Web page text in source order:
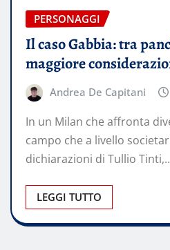
PERSONAGGI
Il caso Gabbia: tra
maggiore
Andrea De Capitani
In un Milan che affronta
campo che a livello
dichiarazioni di Tullio
LEGGI TUTTO